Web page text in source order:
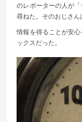
のレポーターの人が
尋ねた。そのおじさん
情報を得ることが安
ックスだった。